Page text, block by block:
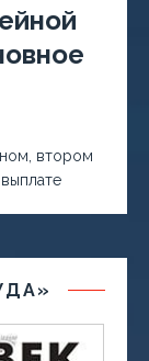
втором